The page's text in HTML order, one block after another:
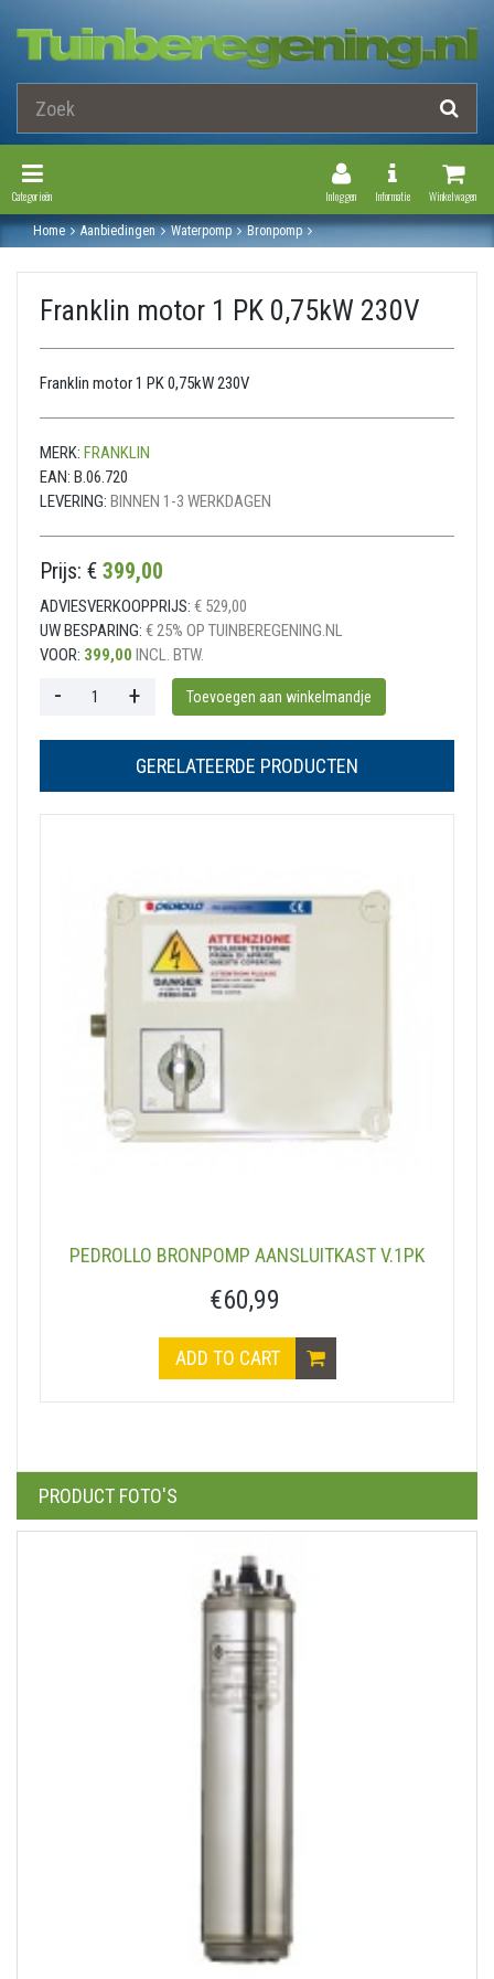
Winkelwagen
Toggle
Informatie
Inloggen
Toggle Navigation
Categorieën
Home Aanbiedingen Waterpomp
Bronpomp
Franklin motor 1 PK 0,75kW 230V
Franklin motor 1 PK 0,75kW 230V
MERK: FRANKLIN
EAN: B.06.720
LEVERING: BINNEN 1-3 WERKDAGEN
Prijs: € 399,00
ADVIESVERKOOPPRIJS: € 529,00
UW BESPARING: € 25% OP TUINBEREGENING.NL
VOOR: 399,00 INCL. BTW.
GERELATEERDE PRODUCTEN
PEDROLLO BRONPOMP AANSLUITKAST V.1PK
€60,99
ADD TO CART
PRODUCT FOTO'S